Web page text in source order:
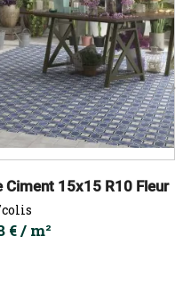
Ciment 15x15 R10 Fleur
€ / m²
›